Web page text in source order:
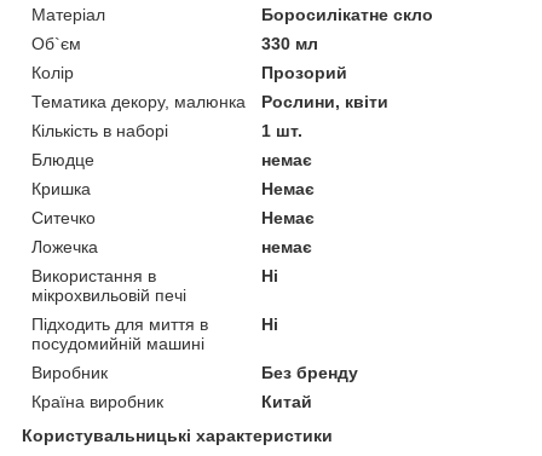
Матеріал
Боросилікатне скло
Об`єм
330 мл
Колір
Прозорий
Тематика декору, малюнка
Рослини, квіти
Кількість в наборі
1 шт.
Блюдце
немає
Кришка
Немає
Ситечко
Немає
Ложечка
немає
Використання в
мікрохвильовій печі
Ні
Підходить для миття в
посудомийній машині
Ні
Виробник
Без бренду
Країна виробник
Китай
Користувальницькі характеристики